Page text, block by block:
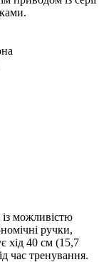
можливістю
ручки,
хід 40 см (15,7
час тренування.